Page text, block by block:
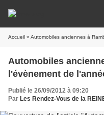
Accueil » Automobiles anciennes à
Automobiles
l'évènement de
Publié le 26/09/2012 à 09:20
Par Les Rendez-Vous de la